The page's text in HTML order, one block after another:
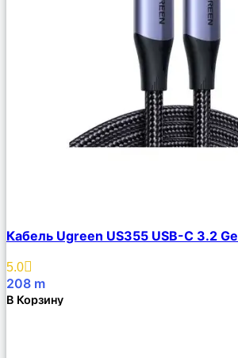
Описание
Избранное
Кабель Ugreen US355 USB-C 3.2
5.0
208 m
В Корзину